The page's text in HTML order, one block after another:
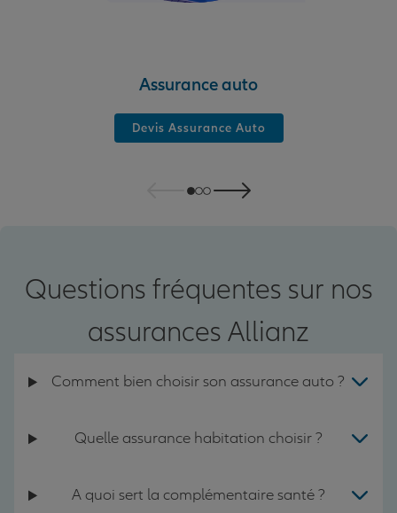
Assurance auto
Devis Assurance Auto
Questions fréquentes sur nos
assurances Allianz
Comment bien choisir son assurance auto ?
Quelle assurance habitation choisir ?
A quoi sert la complémentaire santé ?